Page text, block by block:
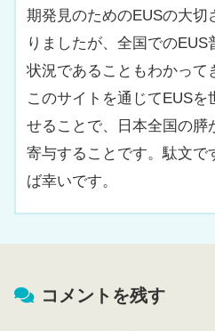
期発見のためのEUSの大切
りましたが、全国での
状況であることもわかって
このサイトを通じてEUSを
せることで、日本全国の膵
寄与することです。駄文で
ば幸いです。
コメントを残す